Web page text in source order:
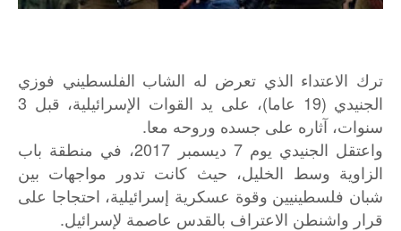
ترك الاعتداء الذي تعرض له الشاب الفلسطيني فوزي
الجنيدي (19 عاما)، على يد القوات الإسرائيلية، قبل 3
سنوات، آثاره على جسده وروحه معا.
واعتقل الجنيدي يوم 7 ديسمبر 2017، في منطقة باب
الزاوية وسط الخليل، حيث كانت تدور مواجهات بين
شبان فلسطينيين وقوة عسكرية إسرائيلية، احتجاجا على
قرار واشنطن الاعتراف بالقدس عاصمة لإسرائيل.